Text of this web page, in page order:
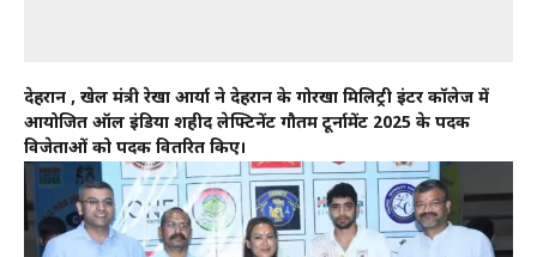
देहरादून , खेल मंत्री रेखा आर्या ने देहरादून के गोरखा मिलिट्री इंटर कॉलेज में
आयोजित ऑल इंडिया शहीद लेफ्टिनेंट गौतम टूर्नामेंट 2025 के पदक
विजेताओं को पदक वितरित किए।